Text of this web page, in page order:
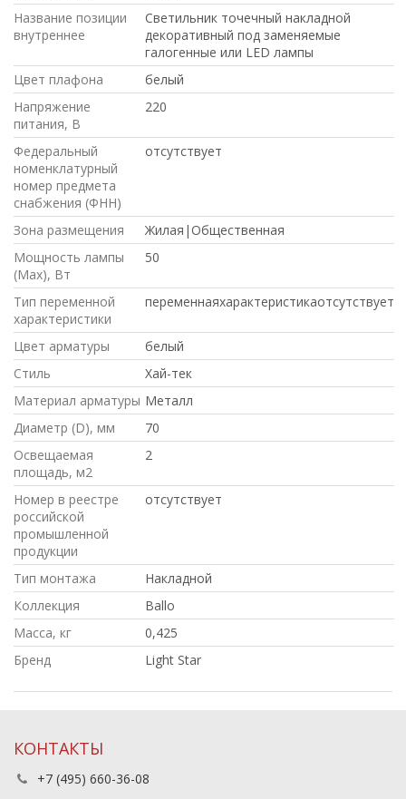
Название позиции
внутреннее
Светильник точечный накладной
декоративный под заменяемые
галогенные или LED лампы
Цвет плафона
белый
Напряжение
питания, В
220
Федеральный
номенклатурный
номер предмета
снабжения (ФНН)
отсутствует
Зона размещения
Жилая|Общественная
Мощность лампы
(Max), Вт
50
Тип переменной
характеристики
переменнаяхарактеристикаотсутствует
Цвет арматуры
белый
Стиль
Хай-тек
Материал арматуры Металл
Диаметр (D), мм
70
Освещаемая
площадь, м2
2
Номер в реестре
российской
промышленной
продукции
отсутствует
Тип монтажа
Накладной
Коллекция
Ballo
Масса, кг
0,425
Бренд
Light Star
КОНТАКТЫ
+7 (495) 660-36-08